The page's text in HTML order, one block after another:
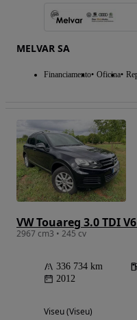
MELVAR SA
Financiamento Oficina
VW Touareg 3.0 TDI
2967 cm3 • 245 cv
336 734 km
2012
Viseu (Viseu)